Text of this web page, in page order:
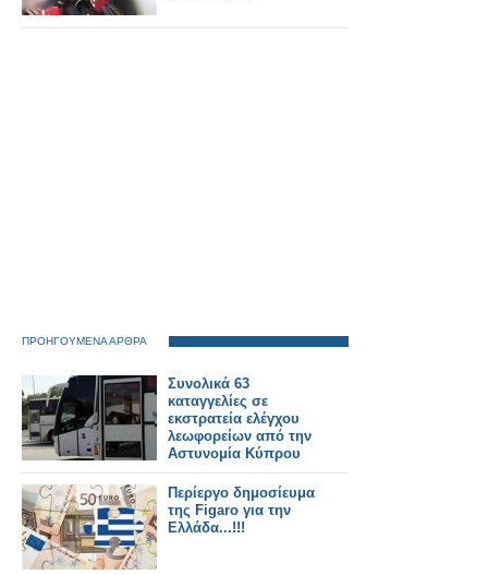
ΠΡΟΗΓΟΥΜΕΝΑ ΑΡΘΡΑ
Συνολικά 63
καταγγελίες σε
εκστρατεία ελέγχου
λεωφορείων από την
Αστυνομία Κύπρου
Περίεργο δημοσίευμα
της Figaro για την
Ελλάδα...!!!